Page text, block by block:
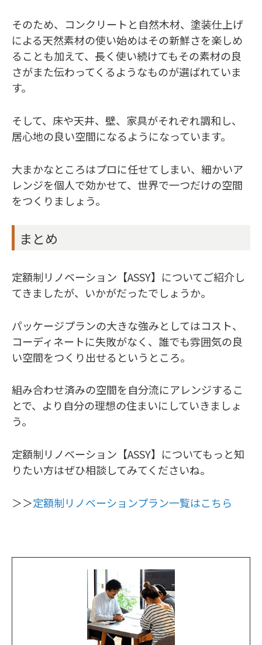
そのため、コンクリートと自然木材、塗装仕上げ
による天然素材の使い始めはその新鮮さを楽しめ
ることも加えて、長く使い続けてもその素材の良
さがまた伝わってくるようなものが選ばれていま
す。
そして、床や天井、壁、家具がそれぞれ調和し、
居心地の良い空間になるようになっています。
大まかなところはプロに任せてしまい、細かいア
レンジを個人で効かせて、世界で一つだけの空間
をつくりましょう。
まとめ
定額制リノベーション【ASSY】についてご紹介し
てきましたが、いかがだったでしょうか。
パッケージプランの大きな強みとしてはコスト、
コーディネートに失敗がなく、誰でも雰囲気の良
い空間をつくり出せるというところ。
組み合わせ済みの空間を自分流にアレンジするこ
とで、より自分の理想の住まいにしていきましょ
う。
定額制リノベーション【ASSY】についてもっと知
りたい方はぜひ相談してみてくださいね。
＞＞定額制リノベーションプラン一覧はこちら